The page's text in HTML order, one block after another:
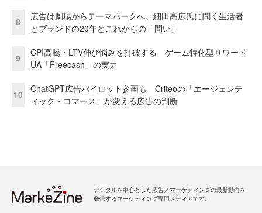
8
広告は劇場からテーマパークへ。細田高広氏に聞く生活者
とブランドの20年とこれからの「問い」
9
CPI高騰・LTV伸び悩みを打破する ゲーム特化型リワード
UA「Freecash」の実力
10
ChatGPT広告パイロット参画も Criteoの「エージェンテ
ィック・コマース」が変える広告の判断
デジタルを中心とした広告／マーケティングの最新動向を
発信するマーケティング専門メディアです。